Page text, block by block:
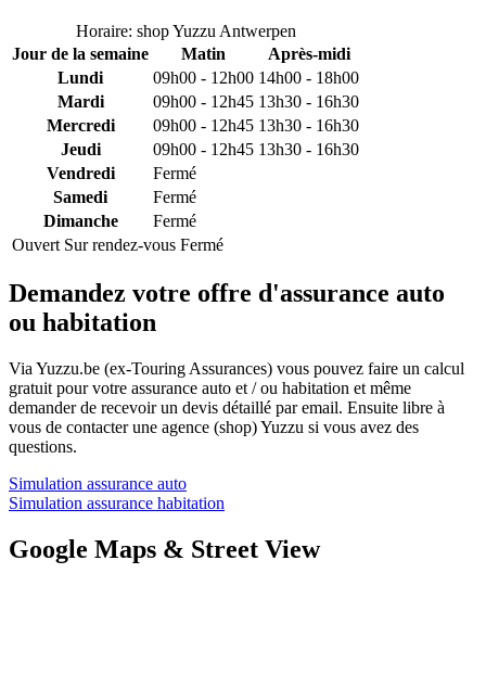
Horaire: shop Yuzzu Antwerpen
Jour de la semaine
Matin
Après-midi
Lundi
09h00 - 12h00 14h00 - 18h00
Mardi
09h00 - 12h45 13h30 - 16h30
Mercredi
09h00 - 12h45 13h30 - 16h30
Jeudi
09h00 - 12h45 13h30 - 16h30
Vendredi
Fermé
Samedi
Fermé
Dimanche
Fermé
Ouvert Sur rendez-vous Fermé
Demandez votre offre d'assurance auto
ou habitation
Via Yuzzu.be (ex-Touring Assurances) vous pouvez faire un calcul
gratuit pour votre assurance auto et / ou habitation et même
demander de recevoir un devis détaillé par email. Ensuite libre à
vous de contacter une agence (shop) Yuzzu si vous avez des
questions.
Simulation assurance auto
Simulation assurance habitation
Google Maps & Street View